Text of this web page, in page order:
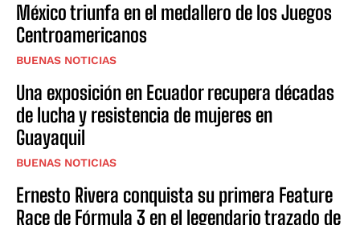
México triunfa en el medallero de los Juegos
Centroamericanos
BUENAS NOTICIAS
Una exposición en Ecuador recupera décadas
de lucha y resistencia de mujeres en
Guayaquil
BUENAS NOTICIAS
Ernesto Rivera conquista su primera Feature
Race de Fórmula 3 en el legendario trazado de